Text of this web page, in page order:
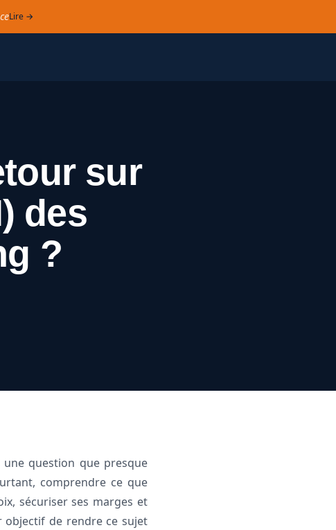
Lire →
sur
des
?
question que presque
comprendre ce que
sécuriser ses marges et
objectif de rendre ce sujet